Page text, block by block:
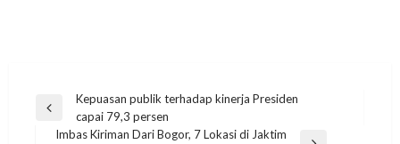
Navigasi
pos
Previous
Post
Kepuasan publik terhadap kinerja Presiden
capai 79,3 persen
Imbas Kiriman Dari Bogor, 7 Lokasi di Jaktim